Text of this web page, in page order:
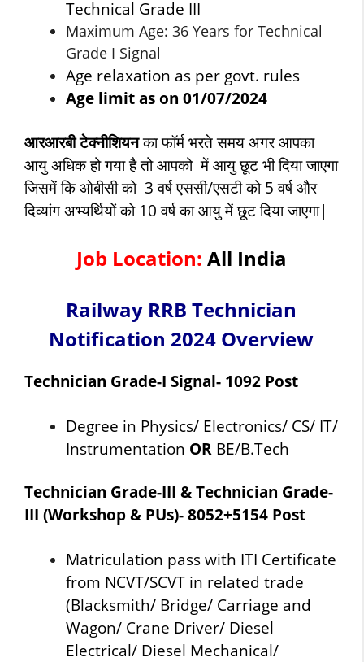
Technical Grade III
Maximum Age: 36 Years for Technical
Grade I Signal
Age relaxation as per govt. rules
Age limit as on 01/07/2024
आरआरबी टेक्नीशियनका फॉर्म भरते समय अगर आपका
आयु अधिक हो गया है तो आपको में आयु छूट भी दिया जाएगा
जिसमें कि ओबीसी को 3 वर्ष एससी/एसटी को 5 वर्ष और
दिव्यांग अभ्यर्थियों को 10 वर्ष का आयु में छूट दिया जाएगा|
Job Location: All India
Railway RRB Technician
Notification 2024 Overview
Technician Grade-I Signal- 1092 Post
Degree in Physics/ Electronics/ CS/ IT/
Instrumentation OR BE/B.Tech
Technician Grade-III & Technician Grade-
III (Workshop & PUs)- 8052+5154 Post
Matriculation pass with ITI Certificate
from NCVT/SCVT in related trade
(Blacksmith/ Bridge/ Carriage and
Wagon/ Crane Driver/ Diesel
Electrical/ Diesel Mechanical/